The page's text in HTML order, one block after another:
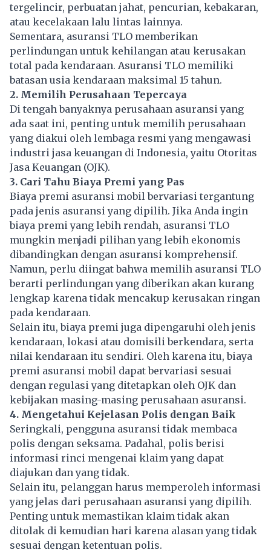
tergelincir, perbuatan jahat, pencurian, kebakaran,
atau kecelakaan lalu lintas lainnya.
Sementara, asuransi TLO memberikan
perlindungan untuk kehilangan atau kerusakan
total pada kendaraan. Asuransi TLO memiliki
batasan usia kendaraan maksimal 15 tahun.
2. Memilih Perusahaan Tepercaya
Di tengah banyaknya perusahaan asuransi yang
ada saat ini, penting untuk memilih perusahaan
yang diakui oleh lembaga resmi yang mengawasi
industri jasa keuangan di Indonesia, yaitu Otoritas
Jasa Keuangan (OJK).
3. Cari Tahu Biaya Premi yang Pas
Biaya premi asuransi mobil bervariasi tergantung
pada jenis asuransi yang dipilih. Jika Anda ingin
biaya premi yang lebih rendah, asuransi TLO
mungkin menjadi pilihan yang lebih ekonomis
dibandingkan dengan asuransi komprehensif.
Namun, perlu diingat bahwa memilih asuransi TLO
berarti perlindungan yang diberikan akan kurang
lengkap karena tidak mencakup kerusakan ringan
pada kendaraan.
Selain itu, biaya premi juga dipengaruhi oleh jenis
kendaraan, lokasi atau domisili berkendara, serta
nilai kendaraan itu sendiri. Oleh karena itu, biaya
premi asuransi mobil dapat bervariasi sesuai
dengan regulasi yang ditetapkan oleh OJK dan
kebijakan masing-masing perusahaan asuransi.
4. Mengetahui Kejelasan Polis dengan Baik
Seringkali, pengguna asuransi tidak membaca
polis dengan seksama. Padahal, polis berisi
informasi rinci mengenai klaim yang dapat
diajukan dan yang tidak.
Selain itu, pelanggan harus memperoleh informasi
yang jelas dari perusahaan asuransi yang dipilih.
Penting untuk memastikan klaim tidak akan
ditolak di kemudian hari karena alasan yang tidak
sesuai dengan ketentuan polis.